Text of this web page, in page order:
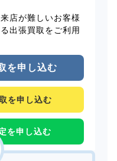
店が難しいお客様
出張買取をご利用
を申し込む
を申し込む
を申し込む